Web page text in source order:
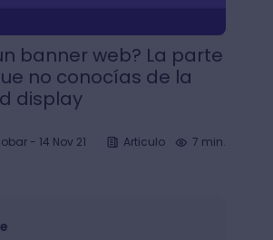
banner web? La parte
no conocías de la
display
- 14 Nov 21 Articulo 7 min.